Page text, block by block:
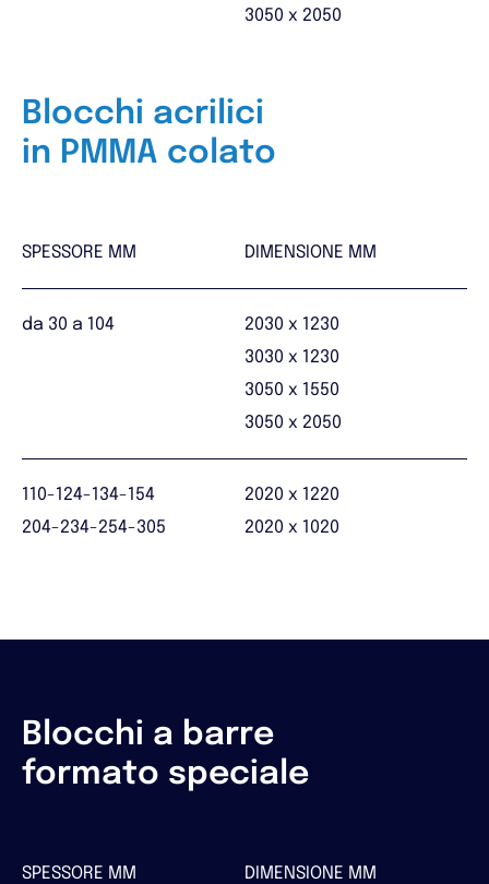
3050 x 2050
Blocchi acrilici
in PMMA colato
SPESSORE MM DIMENSIONE MM
da 30 a 104
2030 x 1230
3030 x 1230
3050 x 1550
3050 x 2050
110-124-134-154
204-234-254-305
2020 x 1220
2020 x 1020
Blocchi a barre
formato speciale
SPESSORE MM DIMENSIONE MM